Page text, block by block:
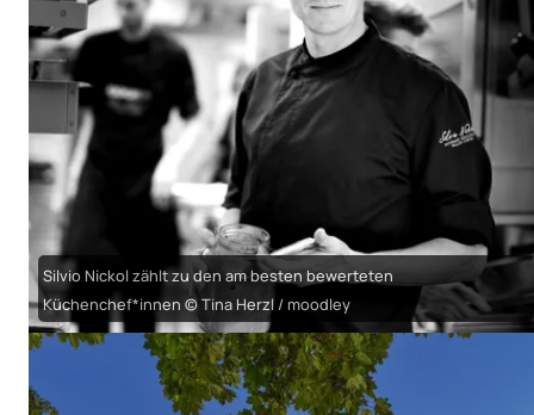
Silvio Nickol zählt zu den am besten bewerteten
Küchenchef*innen © Tina Herzl / moodley